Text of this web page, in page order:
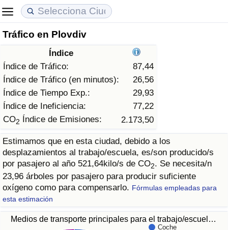
Tráfico en Plovdiv
Índice
Índice de Tráfico:
87,44
Índice de Tráfico (en minutos):
26,56
Índice de Tiempo Exp.:
29,93
Índice de Ineficiencia:
77,22
CO2 Índice de Emisiones: 2.173,50
Estimamos que en esta ciudad, debido a los
desplazamientos al trabajo/escuela, es/son producido/s
por pasajero al año 521,64kilo/s de CO2. Se necesita/n
23,96 árboles por pasajero para producir suficiente
oxígeno como para compensarlo. Fórmulas empleadas para
esta estimación
Medios de transporte principales para el trabajo/escuel…
Coche
Coste de vida
Índice de Costo de Vida (Actual)
Índice de Costo de Vida
Índice de costo de vida por país
en aqaba
Precios de las propiedades
Índice de Precios de Inmuebles (Actual)
Índice de Precios de Inmuebles
Índice de Precios de Inmuebles por País
Calidad de Vida
Índice de Calidad de Vida
Índice de Calidad de Vida (Actual)
Índice de calidad de vida por país
Delincuencia
Calificación del Índice de Criminalidad
(Actual)